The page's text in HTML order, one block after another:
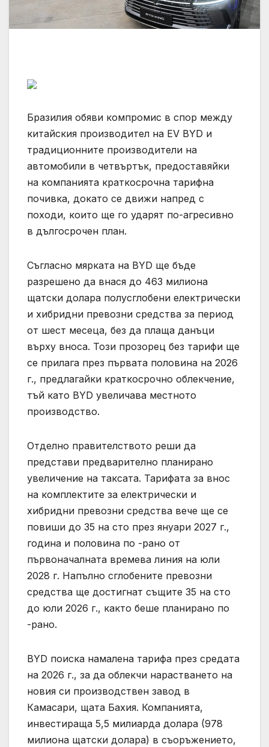
Бразилия обяви компромис в спор между
китайския производител на EV BYD и
традиционните производители на
автомобили в четвъртък, предоставяйки
на компанията краткосрочна тарифна
почивка, докато се движи напред с
походи, които ще го ударят по-агресивно
в дългосрочен план.
Съгласно мярката на BYD ще бъде
разрешено да внася до 463 милиона
щатски долара полусглобени електрически
и хибридни превозни средства за период
от шест месеца, без да плаща данъци
върху вноса. Този прозорец без тарифи ще
се прилага през първата половина на 2026
г., предлагайки краткосрочно облекчение,
тъй като BYD увеличава местното
производство.
Отделно правителството реши да
представи предварително планирано
увеличение на таксата. Тарифата за внос
на комплектите за електрически и
хибридни превозни средства вече ще се
повиши до 35 на сто през януари 2027 г.,
година и половина по -рано от
първоначалната времева линия на юли
2028 г. Напълно сглобените превозни
средства ще достигнат същите 35 на сто
до юли 2026 г., както беше планирано по
-рано.
BYD поиска намалена тарифа през средата
на 2026 г., за да облекчи нарастването на
новия си производствен завод в
Камасари, щата Бахия. Компанията,
инвестираща 5,5 милиарда долара (978
милиона щатски долара) в съоръжението,